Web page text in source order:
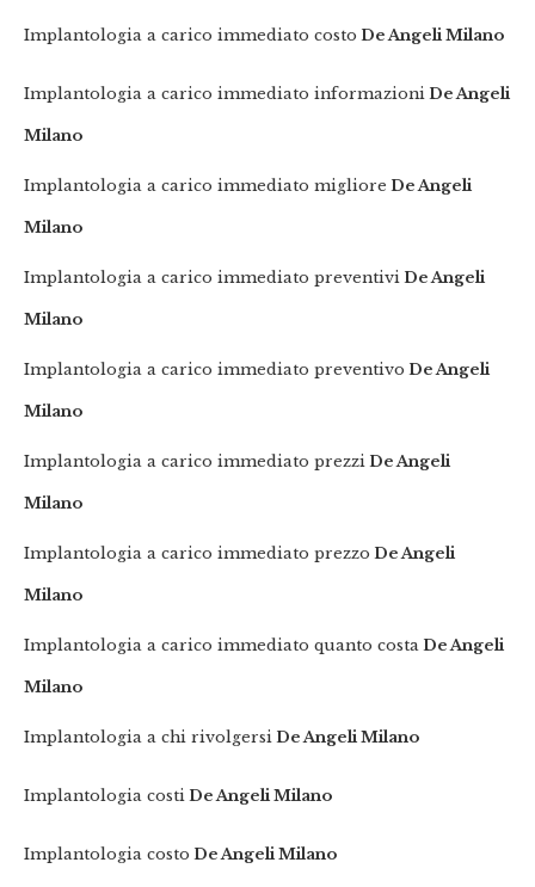
Implantologia a carico immediato costo De Angeli Milano
Implantologia a carico immediato informazioni De Angeli
Milano
Implantologia a carico immediato migliore De Angeli
Milano
Implantologia a carico immediato preventivi De Angeli
Milano
Implantologia a carico immediato preventivo De Angeli
Milano
Implantologia a carico immediato prezzi De Angeli
Milano
Implantologia a carico immediato prezzo De Angeli
Milano
Implantologia a carico immediato quanto costa De Angeli
Milano
Implantologia a chi rivolgersi De Angeli Milano
Implantologia costi De Angeli Milano
Implantologia costo De Angeli Milano